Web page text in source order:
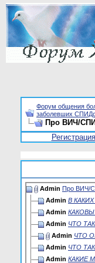
Форум общения
заболевших
Про ВИЧ/
Регистрация
Admin Про ВИЧ/
Admin В
Admin КАКОВЫ
Admin ЧТО
Admin ЧТО
Admin ЧТО
Admin КАКИЕ